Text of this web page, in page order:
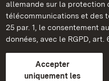
allemande sur la protection
télécommunications et des
25 par. 1, le consentement
données, avec le RGPD, art.
Accepter
uniquement les
FAQ et réponsesMentions
Explications sur
BITV-konform (geprüfte
plus loin